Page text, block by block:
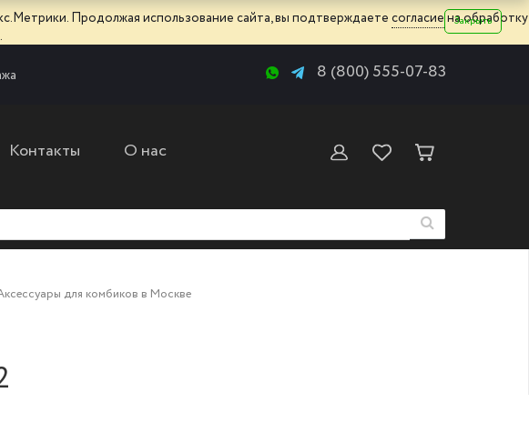
Продолжая использование сайта, вы подтверждаете согласиена обработку
Закрыть
8 (800) 555-07-83
Контакты О нас
для комбиков в Москве